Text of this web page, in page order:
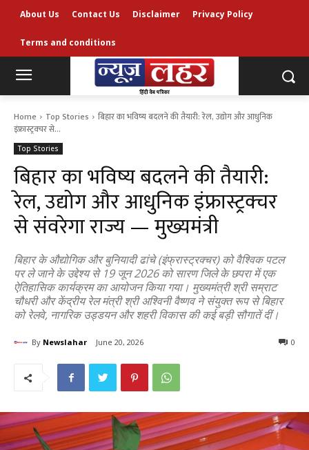
About Us Contact Us Disclaimer Privacy Policy
Terms and conditions
Home Top Stories
बिहार का भविष्य बदलने की तैयारी: रेल, उद्योग और आधुनिक
इंफ्रास्ट्रक्चर से...
Top Stories
बिहार का भविष्य बदलने की तैयारी:
रेल, उद्योग और आधुनिक इंफ्रास्ट्रक्चर
से संवरेगा राज्य — मुख्यमंत्री
बिहार के औद्योगिक और बुनियादी ढांचे (इंफ्रास्ट्रक्चर) को वैश्विक पटल
पर ले जाने के उद्देश्य से 19 जून 2026 को सारण जिले के छपरा में एक
ऐतिहासिक कार्यक्रम का आयोजन किया गया। मुख्यमंत्री श्री सम्राट
चौधरी और केंद्रीय रेल मंत्री श्री अश्विनी वैष्णव ने संयुक्त रूप से बिहार
को रेलवे, नागरिक उड्डयन और शहरी विकास की कई बड़ी सौगातें दीं।
By Newslahar June 20, 2026 0